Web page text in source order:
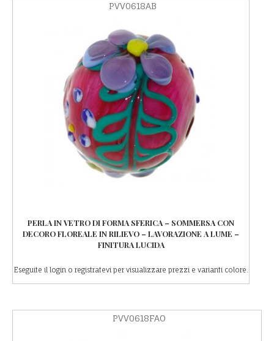
PVV0618AB
PERLA IN VETRO DI FORMA SFERICA – SOMMERSA CON
DECORO FLOREALE IN RILIEVO – LAVORAZIONE A LUME –
FINITURA LUCIDA
Eseguite il login o registratevi per visualizzare prezzi e varianti colore.
PVV0618FAO